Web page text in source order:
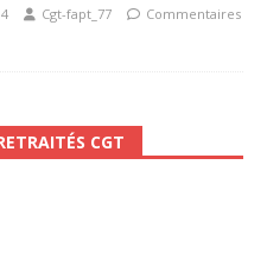
Cgt-fapt_77
Commentaires
CGT